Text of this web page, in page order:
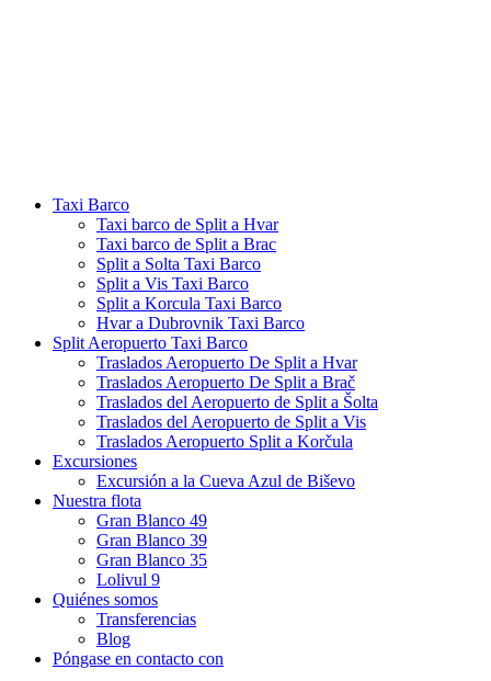
Taxi Barco
Taxi barco de Split a Hvar
Taxi barco de Split a Brac
Split a Solta Taxi Barco
Split a Vis Taxi Barco
Split a Korcula Taxi Barco
Hvar a Dubrovnik Taxi Barco
Split Aeropuerto Taxi Barco
Traslados Aeropuerto De Split a Hvar
Traslados Aeropuerto De Split a Brač
Traslados del Aeropuerto de Split a Šolta
Traslados del Aeropuerto de Split a Vis
Traslados Aeropuerto Split a Korčula
Excursiones
Excursión a la Cueva Azul de Biševo
Nuestra flota
Gran Blanco 49
Gran Blanco 39
Gran Blanco 35
Lolivul 9
Quiénes somos
Transferencias
Blog
Póngase en contacto con